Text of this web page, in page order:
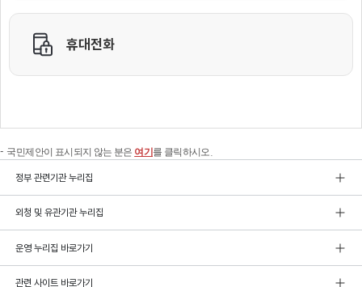
국민제안이 표시되지 않는 분은 여기 를 클릭하시오.
정부 관련기관 누리집
외청 및 유관기관 누리집
운영 누리집 바로가기
관련 사이트 바로가기